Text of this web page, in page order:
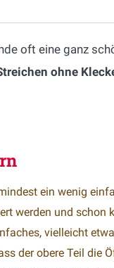
oft eine ganz
ohne
ein wenig
werden und schon
vielleicht
der obere Teil die